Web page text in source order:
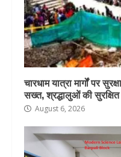
चारधाम यात्रा मार्गों पर
सख्त, श्रद्धालुओं की
August 6, 2026